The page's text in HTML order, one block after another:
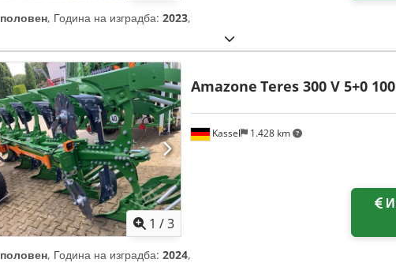
половен, Година на изградба: 2023,
1 /3
Kassel 1.428 km
Amazone Teres 300 V 5+0 100
половен, Година на изградба: 2024,